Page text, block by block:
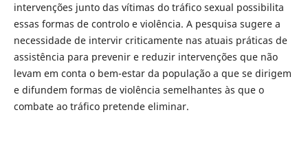
intervenções junto das vítimas do tráfico sexual possibilita
essas formas de controlo e violência. A pesquisa sugere a
necessidade de intervir criticamente nas atuais práticas de
assistência para prevenir e reduzir intervenções que não
levam em conta o bem-estar da população a que se dirigem
e difundem formas de violência semelhantes às que o
combate ao tráfico pretende eliminar.